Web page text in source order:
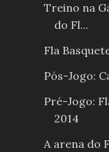
Treino na
do Fl...
Fla
Pós-Jogo:
Pré-Jogo:
2014
A arena do